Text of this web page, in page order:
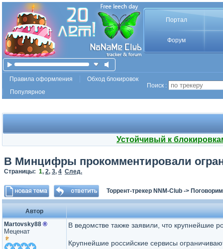
Портал
Форум
Правила оформления
Обход блокировок
Популярное
Поиск :
Устойчивый к
В Минцифры прокомментировали
Страницы: 1, 2, 3, 4 След.
Торрент-трекер NNM-Club -> Поговорим
Автор
Martovsky88 ®
Меценат
В ведомстве также заявили, что крупнейшие
Крупнейшие российские сервисы